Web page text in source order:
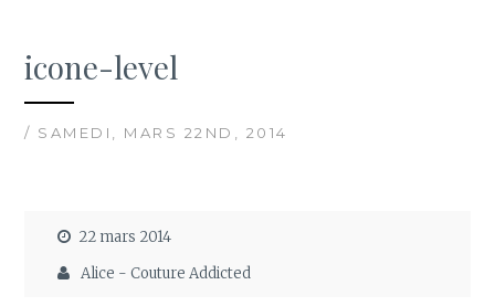
icone-level
/ SAMEDI, MARS 22ND, 2014
22 mars 2014
Alice - Couture Addicted